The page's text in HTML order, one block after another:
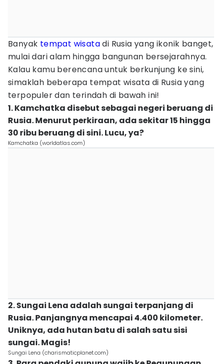
Banyak tempat wisatadi Rusia yang ikonik banget,
mulai dari alam hingga bangunan bersejarahnya.
Kalau kamu berencana untuk berkunjung ke sini,
simaklah beberapa tempat wisata di Rusia yang
terpopuler dan terindah di bawah ini!
1. Kamchatka disebut sebagai negeri beruang di
Rusia. Menurut perkiraan, ada sekitar 15 hingga
30 ribu beruang di sini. Lucu, ya?
Kamchatka (worldatlas.com)
2. Sungai Lena adalah sungai terpanjang di
Rusia. Panjangnya mencapai 4.400 kilometer.
Uniknya, ada hutan batu di salah satu sisi
sungai. Magis!
Sungai Lena (charismaticplanet.com)